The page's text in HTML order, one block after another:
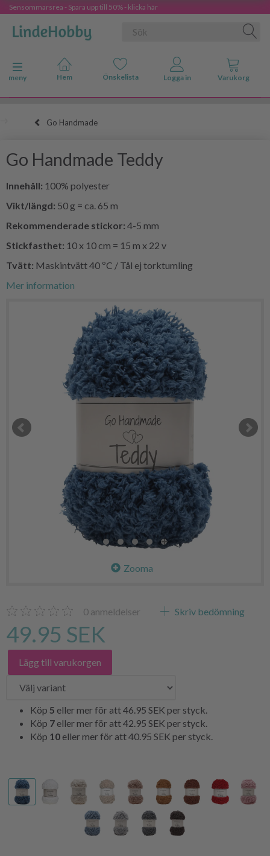
Sensommarsrea - Spara upp till 50% - klicka här
Ändra navigering
meny
Go Handmade
Go Handmade Teddy
Innehåll: 100% polyester
Vikt/längd: 50 g = ca. 65 m
Rekommenderade stickor: 4-5 mm
Stickfasthet: 10 x 10 cm = 15 m x 22 v
Tvätt: Maskintvätt 40 ºC / Tål ej torktumling
Mer information
Zooma
0 anmeldelser Skriv bedömning
49.95 SEK
Lägg till varukorgen
Köp 5 eller mer för att46.95 SEK per styck.
Köp 7 eller mer för att42.95 SEK per styck.
Köp 10 eller mer för att40.95 SEK per styck.